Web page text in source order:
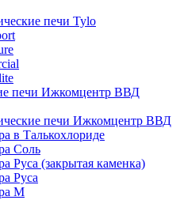
печи Tylo
печи Ижкомцентр ВВД
печи Ижкомцентр ВВД
в Талькохлориде
Cоль
Руса (закрытая каменка)
Руса
М